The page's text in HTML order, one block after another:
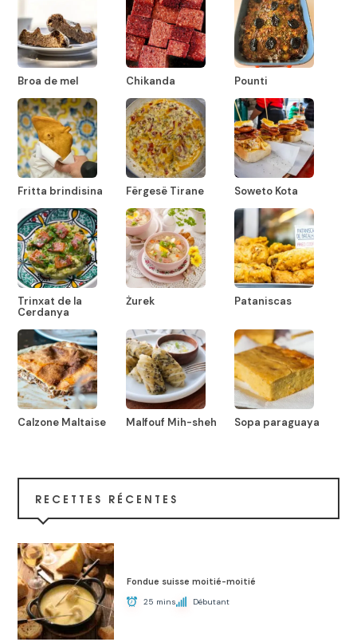
Broa de mel Chikanda Pounti
Fritta brindisina Fërgesë Tirane Soweto Kota
Trinxat de la
Cerdanya
Żurek Pataniscas
Calzone Maltaise Malfouf Mih-sheh Sopa paraguaya
RECETTES RÉCENTES
Fondue suisse moitié-moitié
25 mins Débutant